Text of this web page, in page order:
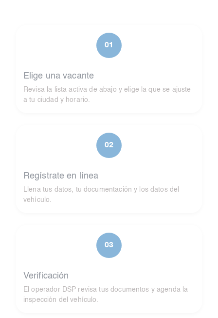
01
Elige una vacante
Revisa la lista activa de abajo y elige la que se ajuste
a tu ciudad y horario.
02
Regístrate en línea
Llena tus datos, tu documentación y los datos del
vehículo.
03
Verificación
El operador DSP revisa tus documentos y agenda la
inspección del vehículo.